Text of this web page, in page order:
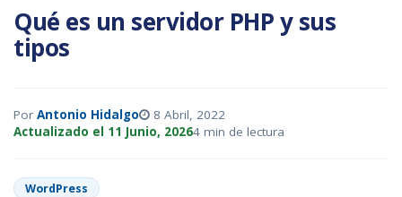
Qué es un servidor PHP y sus
tipos
Por Antonio Hidalgo
8 Abril, 2022
Actualizado el 11 Junio, 20264 min de lectura
WordPress